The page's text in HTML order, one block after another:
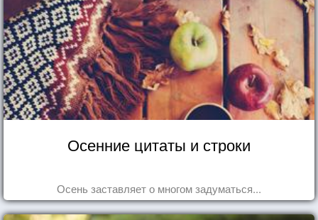
Осенние цитаты и строки
Осень заставляет о многом задуматься...